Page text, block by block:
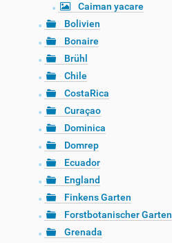
Caiman yacare
Bolivien
Bonaire
Brühl
Chile
CostaRica
Curaçao
Dominica
Domrep
Ecuador
England
Finkens Garten
Forstbotanischer Garten
Grenada